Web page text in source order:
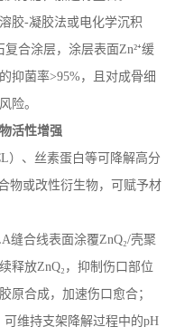
胶-凝胶法或电化学沉积
复合涂层，涂层表面Zn²⁺缓
抑菌率>95%，且对成骨细
险。
活性增强
）、丝素蛋白等可降解高分
物或改性衍生物，可赋予材
缝合线表面涂覆ZnQ₂/壳聚
释放ZnQ₂，抑制伤口部位
原合成，加速伤口愈合；
可维持支架降解过程中的pH